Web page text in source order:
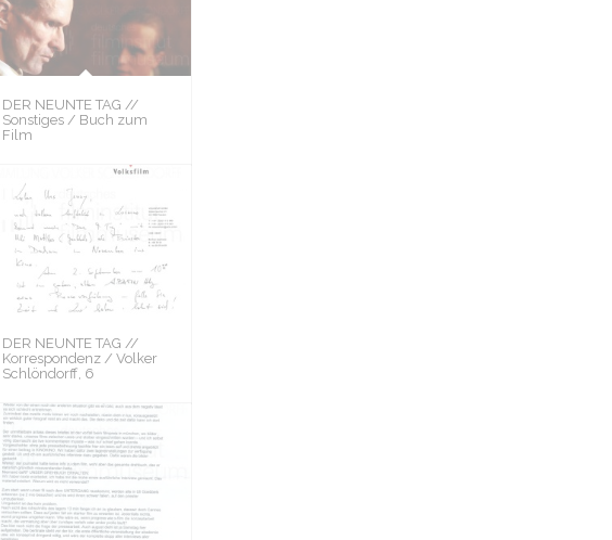
DER NEUNTE TAG //
Sonstiges / Buch zum
Film
DER NEUNTE TAG //
Korrespondenz / Volker
Schlöndorff, 6